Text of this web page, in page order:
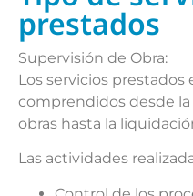
prestados
Supervisión de Obra:
Los servicios
comprendidos desde
obras hasta la
Las actividades